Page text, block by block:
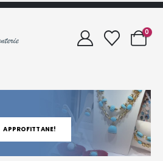
0
APPROFITTANE!